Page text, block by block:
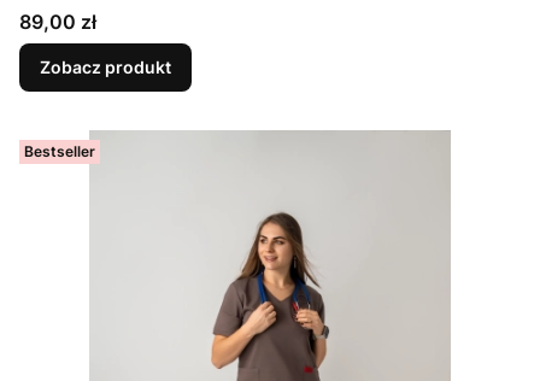
Cena
89,00 zł
Zobacz produkt
Bestseller